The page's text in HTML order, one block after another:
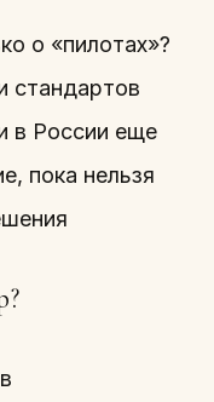
о «пилотах»?
стандартов
в России еще
пока нельзя